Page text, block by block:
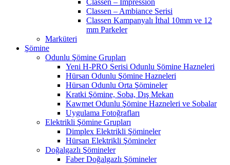
Classen – Impression
Classen – Ambiance Serisi
Classen Kampanyalı İthal 10mm ve 12
mm Parkeler
Marküteri
Şömine
Odunlu Şömine Grupları
Yeni H-PRO Serisi Odunlu Şömine Hazneleri
Hürsan Odunlu Şömine Hazneleri
Hürsan Odunlu Orta Şömineler
Kratki Şömine, Soba, Dış Mekan
Kawmet Odunlu Şömine Hazneleri ve Sobalar
Uygulama Fotoğrafları
Elektrikli Şömine Grupları
Dimplex Elektrikli Şömineler
Hürsan Elektrikli Şömineler
Doğalgazlı Şömineler
Faber Doğalgazlı Şömineler